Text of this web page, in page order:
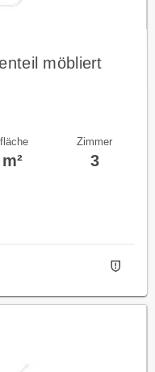
möbliert
Zimmer
3